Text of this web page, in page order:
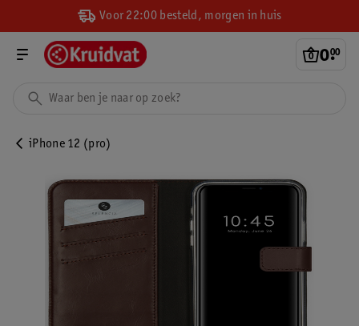
Voor 22:00 besteld, morgen in huis
0.
00
iPhone 12 (pro)